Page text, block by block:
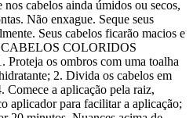
nos cabelos ainda úmidos ou secos,
Não enxague. Seque seus
Seus cabelos ficarão macios e
COLORIDOS
os ombros com uma toalha
2. Divida os cabelos em
Comece a aplicação pela raiz,
aplicador para facilitar a aplicação;